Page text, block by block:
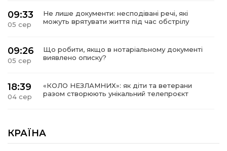
09:33
05 сер
Не лише документи: несподівані речі, які
можуть врятувати життя під час обстрілу
09:26
05 сер
Що робити, якщо в нотаріальному документі
виявлено описку?
18:39
04 сер
«КОЛО НЕЗЛАМНИХ»: як діти та ветерани
разом створюють унікальний телепроєкт
04 сер
прикордоння до втраченого дому
КРАЇНА